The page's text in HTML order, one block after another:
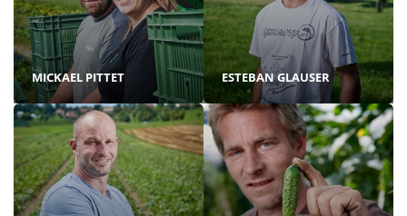
MICKAEL PITTET ESTEBAN GLAUSER